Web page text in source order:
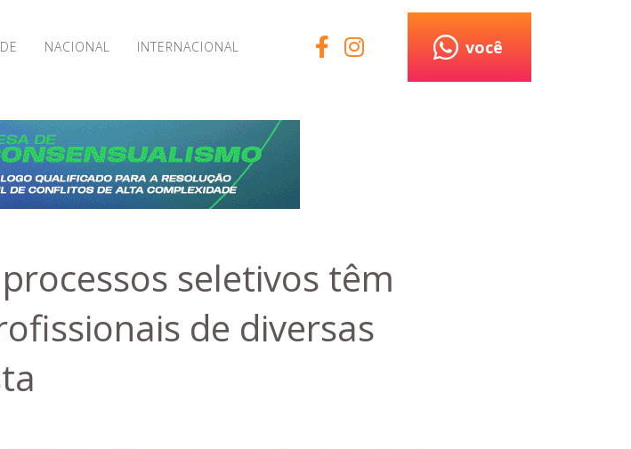
NACIONAL INTERNACIONAL você
seletivos têm
de diversas